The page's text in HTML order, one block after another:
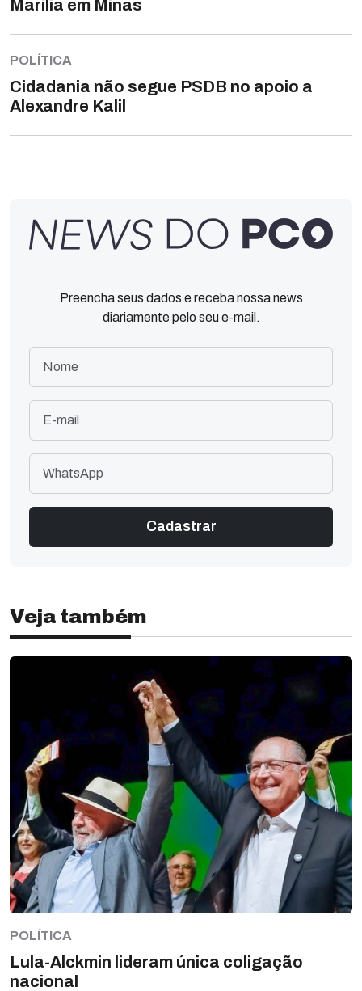
Marília em Minas
POLÍTICA
Cidadania não segue PSDB no apoio a
Alexandre Kalil
Preencha seus dados e receba nossa news
diariamente pelo seu e-mail.
Veja também
POLÍTICA
Lula-Alckmin lideram única coligação
nacional